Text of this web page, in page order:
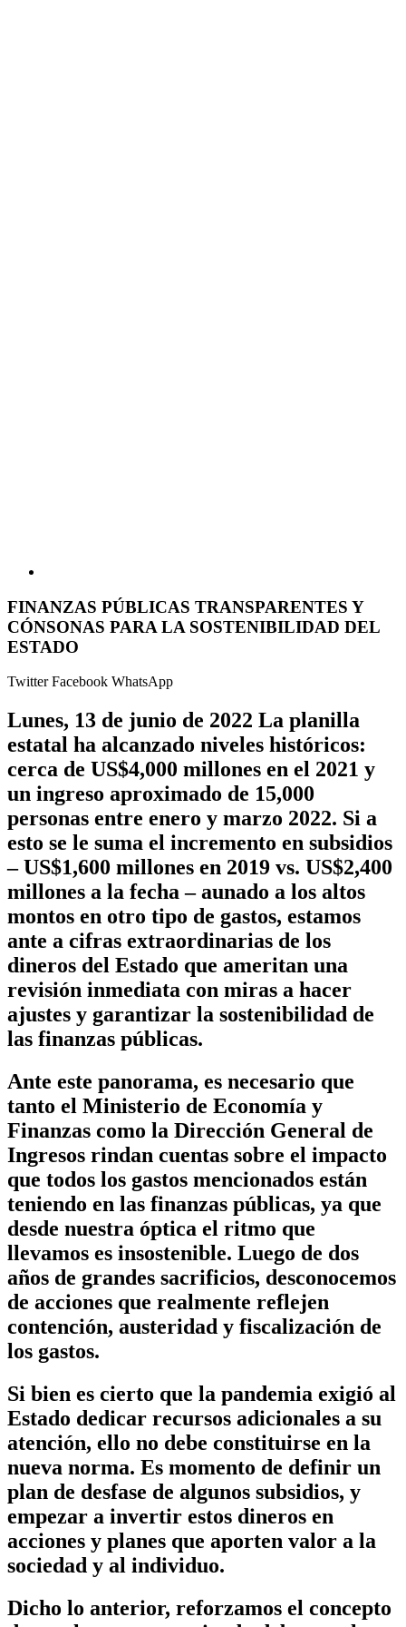
FINANZAS PÚBLICAS TRANSPARENTES Y
CÓNSONAS PARA LA SOSTENIBILIDAD DEL
ESTADO
TwitterFacebook WhatsApp
Lunes, 13 de junio de 2022 La planilla
estatal ha alcanzado niveles históricos:
cerca de US$4,000 millones en el 2021 y
un ingreso aproximado de 15,000
personas entre enero y marzo 2022. Si a
esto se le suma el incremento en subsidios
– US$1,600 millones en 2019 vs. US$2,400
millones a la fecha – aunado a los altos
montos en otro tipo de gastos, estamos
ante a cifras extraordinarias de los
dineros del Estado que ameritan una
revisión inmediata con miras a hacer
ajustes y garantizar la sostenibilidad de
las finanzas públicas.
Ante este panorama, es necesario que
tanto el Ministerio de Economía y
Finanzas como la Dirección General de
Ingresos rindan cuentas sobre el impacto
que todos los gastos mencionados están
teniendo en las finanzas públicas, ya que
desde nuestra óptica el ritmo que
llevamos es insostenible. Luego de dos
años de grandes sacrificios, desconocemos
de acciones que realmente reflejen
contención, austeridad y fiscalización de
los gastos.
Si bien es cierto que la pandemia exigió al
Estado dedicar recursos adicionales a su
atención, ello no debe constituirse en la
nueva norma. Es momento de definir un
plan de desfase de algunos subsidios, y
empezar a invertir estos dineros en
acciones y planes que aporten valor a la
sociedad y al individuo.
Dicho lo anterior, reforzamos el concepto